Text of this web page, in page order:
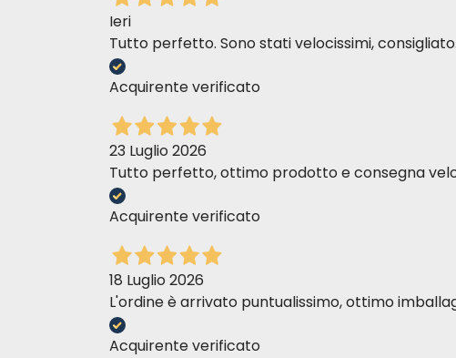
Ieri
Tutto perfetto. Sono stati velocissimi, consigliato.
Acquirente verificato
23 Luglio 2026
Tutto perfetto, ottimo prodotto e consegna
Acquirente verificato
18 Luglio 2026
L'ordine è arrivato puntualissimo, ottimo
Acquirente verificato